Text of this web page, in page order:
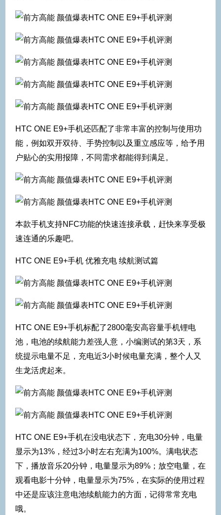
HTC ONE E9+手机还匹配了非常丰富的控制与使用功
能，例如双开双待、手势控制以及重立感应等，给予用
户贴心的实用报障，不同需求都能得到满足。
本款手机支持NFC功能的快速连接承载，赶快来享受极
速连通的乐趣吧。
HTC ONE E9+手机 优雅充电 续航测试篇
HTC ONE E9+手机标配了2800毫安高容量手机锂电
池，电池的续航能力差强人意，小编测试的第3天，系
统提示电量不足，充电近3小时候电量充满，整个人又
生龙活虎起来。
HTC ONE E9+手机在没电状态下，充电30分钟，电量
显示为13%，经过3小时左右充满为100%。满电状态
下，播放音乐20分钟，电量显示为89%；放空电量，在
观看电影十分钟，电量显示为75%，在实际的使用过程
中还是应该注意电池续航能力的方面，记得常常充电
哦。